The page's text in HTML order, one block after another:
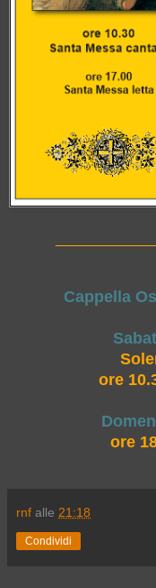
Cappella
ore
ore
rnf alle 21:18
Condividi